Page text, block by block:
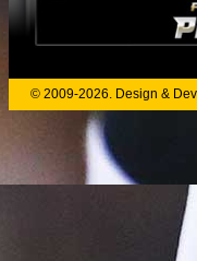
© 2009-2026. Design &